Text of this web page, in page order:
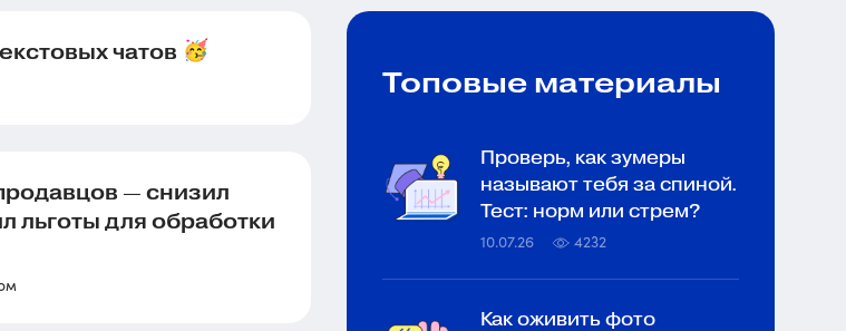
чатов
— снизил
льготы для обработки
Топовые материалы
Проверь, как зумеры
называют тебя за спиной.
Тест: норм или стрем?
10.07.26
4232
Как оживить фото